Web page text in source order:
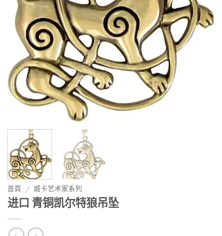
首頁 / 威卡艺术家系列
进口 青铜凯尔特狼吊坠